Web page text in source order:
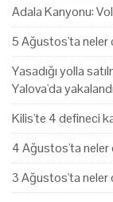
Adala Kanyonu:
5 Ağustos'ta neler
Yasadığı yolla
Yalova'da yakalandı
Kilis'te 4 defineci
4 Ağustos'ta neler
3 Ağustos'ta neler